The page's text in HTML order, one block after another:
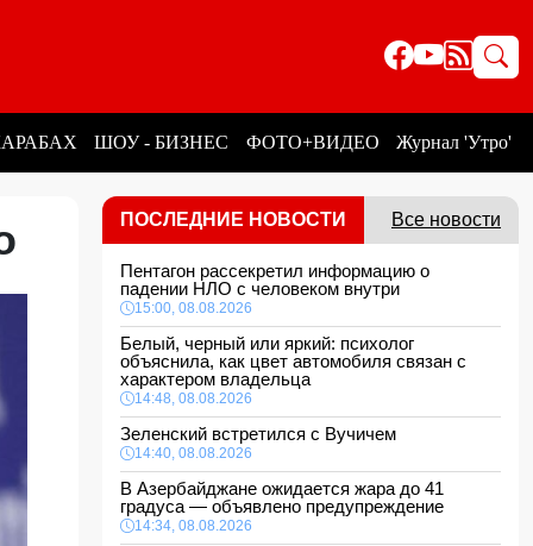
ШОУ - БИЗНЕС ФОТО+ВИДЕО Журнал 'Утро'
ПОСЛЕДНИЕ НОВОСТИ Все новости
Пентагон рассекретил информацию о
падении НЛО с человеком внутри
15:00, 08.08.2026
Белый, черный или яркий: психолог
объяснила, как цвет автомобиля связан с
характером владельца
14:48, 08.08.2026
Зеленский встретился с Вучичем
14:40, 08.08.2026
В Азербайджане ожидается жара до 41
градуса — объявлено предупреждение
14:34, 08.08.2026